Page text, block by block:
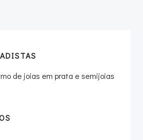
de joias em prata e semijoias